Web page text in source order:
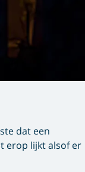
dat een
erop lijkt alsof er